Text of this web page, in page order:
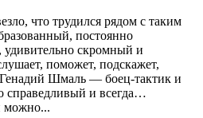
что трудился рядом с таким
постоянно
скромный и
поможет, подскажет,
Шмаль — боец-тактик и
справедливый и всегда…
можно...